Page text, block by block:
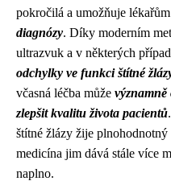
pokročilá a umožňuje lékařům
diagnózy. Díky moderním
ultrazvuk a v některých
odchylky ve funkci štítné
včasná léčba může
zlepšit kvalitu života pacientů
štítné žlázy žije
medicína jim dává stále více
naplno.